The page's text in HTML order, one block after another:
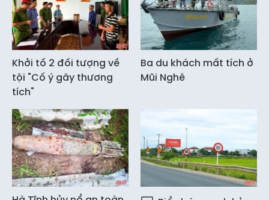
Khởi tố 2 đối tượng về
tội "Cố ý gây thương
tích"
Ba du khách mất tích ở
Mũi Nghê